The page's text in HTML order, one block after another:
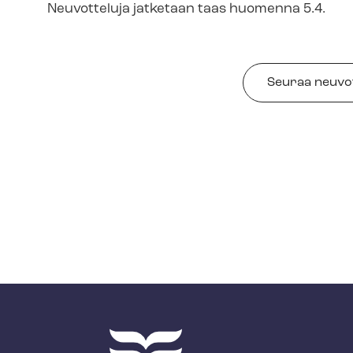
Neuvotteluja jatketaan taas huomenna 5.4.
Seuraa